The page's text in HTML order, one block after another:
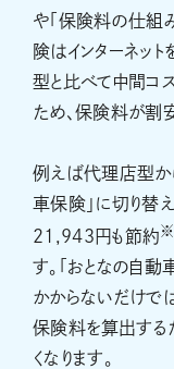
や「保険料の仕組
険はインターネッ
型と比べて中間コ
ため、保険料が割
例えば代理店型から
車保険」に切り替
21,943円も節約 ※
す。「おとなの自
かからないだけで
保険料を算出する
くなります。